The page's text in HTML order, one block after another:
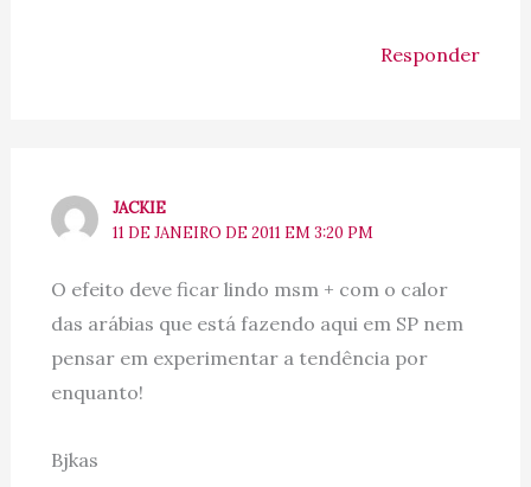
Responder
JACKIE
11 DE JANEIRO DE 2011 EM 3:20 PM
O efeito deve ficar lindo msm + com o calor
das arábias que está fazendo aqui em SP nem
pensar em experimentar a tendência por
enquanto!
Bjkas